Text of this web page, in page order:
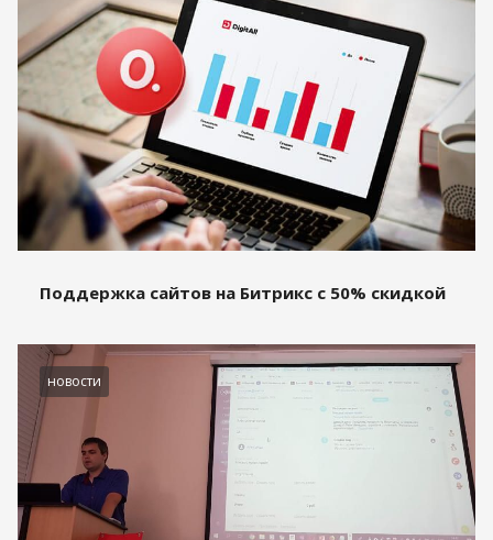
Поддержка сайтов на Битрикс с 50% скидкой
новости